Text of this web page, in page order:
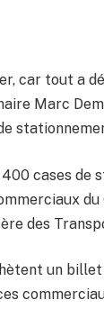
car tout a
Marc
400 cases
des
un